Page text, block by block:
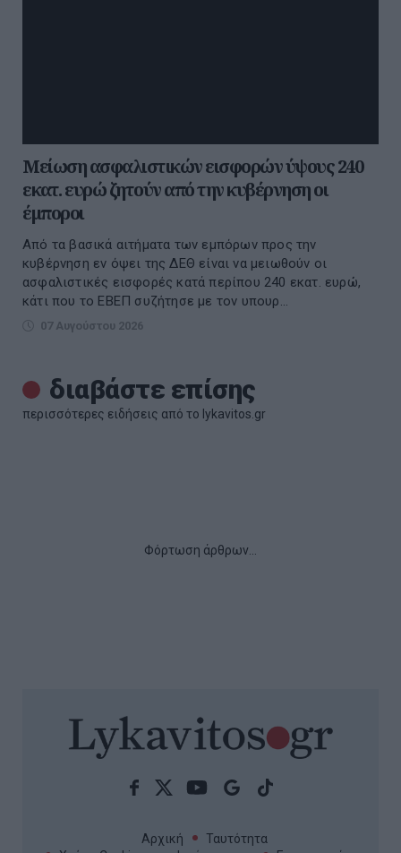
Μείωση ασφαλιστικών εισφορών ύψους 240
εκατ. ευρώ ζητούν από την κυβέρνηση οι
έμποροι
Από τα βασικά αιτήματα των εμπόρων προς την
κυβέρνηση εν όψει της ΔΕΘ είναι να μειωθούν οι
ασφαλιστικές εισφορές κατά περίπου 240 εκατ. ευρώ,
κάτι που το ΕΒΕΠ συζήτησε με τον υπουρ...
07 Αυγούστου 2026
διαβάστε επίσης
περισσότερες ειδήσεις από το lykavitos.gr
e-ΕΦΚΑ – ΔΥΠΑ: Πληρωμές 56,7
εκατ. ευρώ έως τις 14 Αυγούστου
– Ποιοι πάνε «ταμείο»
από e-ΕΦΚΑ και ΔΥΠΑ από 10 έως 14 Αυγούστου.
Ποιοι λαμβάνουν επιδόματα ανεργίας, μητρότητας,